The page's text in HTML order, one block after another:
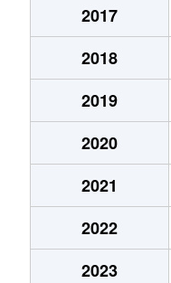
2017
2018
2019
2020
2021
2022
2023